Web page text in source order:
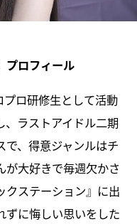
プロフィール
ロ研修生として活動
ラストアイドル二期
、得意ジャンルはチ
が大好きで毎週欠かさ
クステーション』に出
ずに悔しい思いをした